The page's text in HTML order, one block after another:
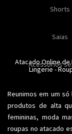
Moda
Moda
Plus
Acessórios
Calcinhas
Shorts
Saias
Acessorios
Ofertas
Atacado Online de
Lingerie-
Reunimos em um
produtos de alta
femininas, moda
roupas no atacado